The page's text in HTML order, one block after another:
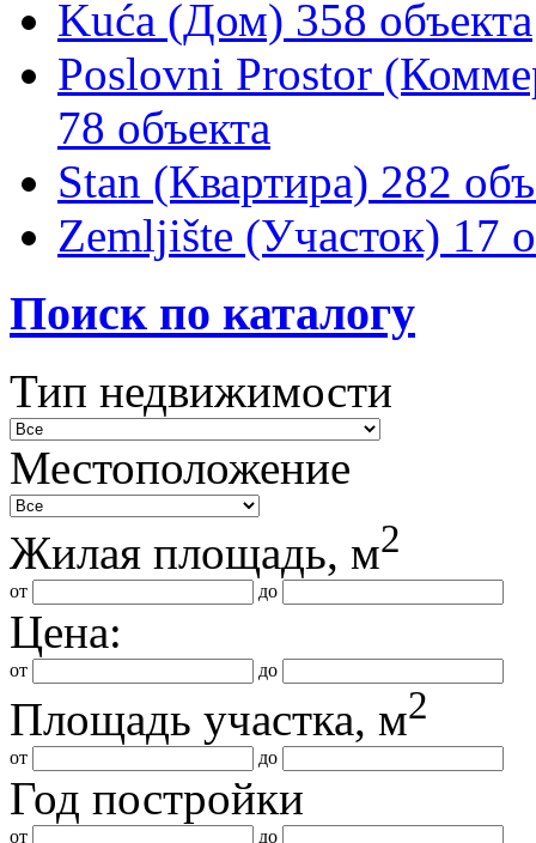
Kuća (Дом) 358 объекта
Poslovni Prostor
78 объекта
Stan (Квартира) 282
Zemljište (Участок) 17
Поиск по каталогу
Тип недвижимости
Местоположение
Жилая площадь, м2
от до
Цена:
от до
Площадь участка, м2
от до
Год постройки
от до